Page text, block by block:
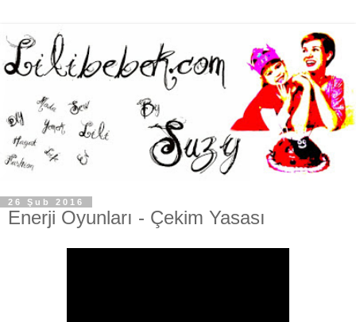
26 Şub 2016
Enerji Oyunları - Çekim Yasası